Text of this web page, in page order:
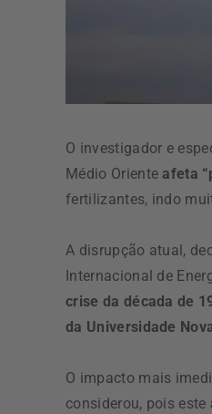
O investigador e
Médio Orienteafeta
fertilizantes, indo
A disrupção atual,
Internacional de
crise da década de
da Universidade
O impacto mais
considerou, pois este